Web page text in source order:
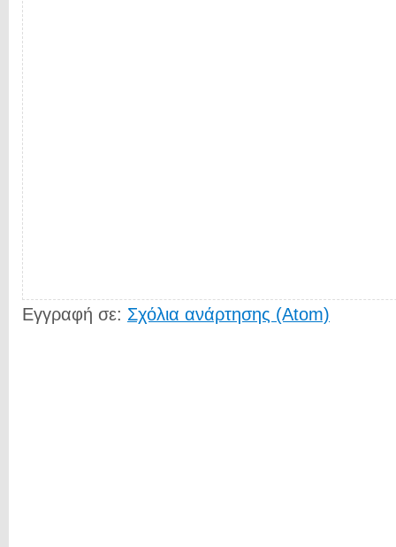
Εγγραφή σε: Σχόλια ανάρτησης (Atom)